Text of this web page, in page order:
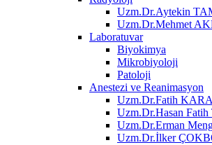
Uzm.Dr.Aytekin
Uzm.Dr.Mehmet
Laboratuvar
Biyokimya
Mikrobiyoloji
Patoloji
Anestezi ve Reanimasyon
Uzm.Dr.Fatih
Uzm.Dr.Hasan
Uzm.Dr.Erman
Uzm.Dr.İlker